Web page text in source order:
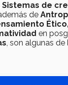
Sistemas de
de
en
, son algunas